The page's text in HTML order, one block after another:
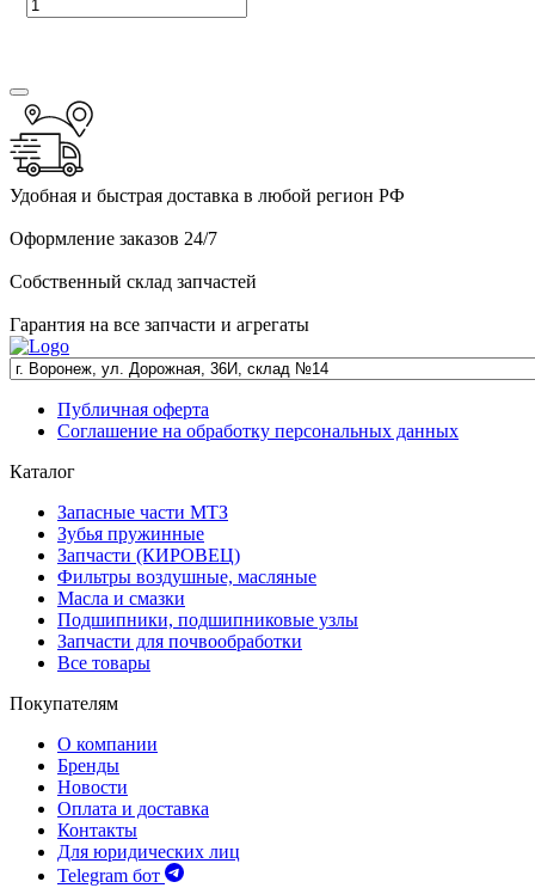
Удобная и быстрая доставка в любой регион РФ
Оформление заказов 24/7
Собственный склад запчастей
Гарантия на все запчасти и агрегаты
Публичная оферта
Соглашение на обработку персональных данных
Каталог
Запасные части МТЗ
Зубья пружинные
Запчасти (КИРОВЕЦ)
Фильтры воздушные, масляные
Масла и смазки
Подшипники, подшипниковые узлы
Запчасти для почвообработки
Все товары
Покупателям
О компании
Бренды
Новости
Оплата и доставка
Контакты
Для юридических лиц
Telegram бот